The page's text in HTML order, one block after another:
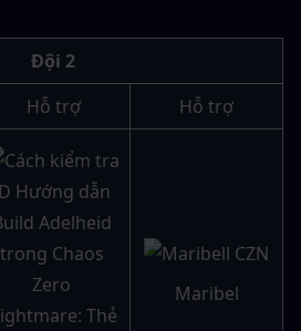
Đội 2
Hỗ trợ Hỗ trợ
Maribel